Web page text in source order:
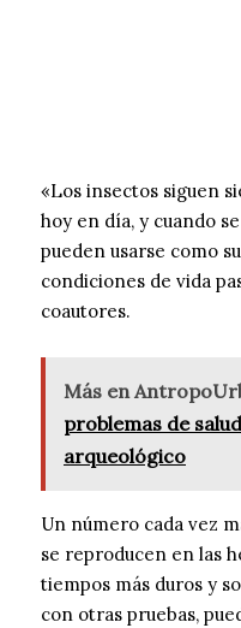
«Los insectos siguen
hoy en día, y cuando
pueden usarse como
condiciones de vida
coautores.
Más en
problemas de
arqueológico
Un número cada vez
se reproducen en las
tiempos más duros y
con otras pruebas,